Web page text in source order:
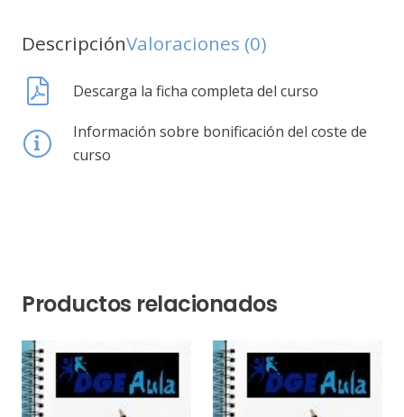
DescripciónValoraciones (0)
Descarga la ficha completa del curso
Información sobre bonificación del coste de
curso
Productos relacionados